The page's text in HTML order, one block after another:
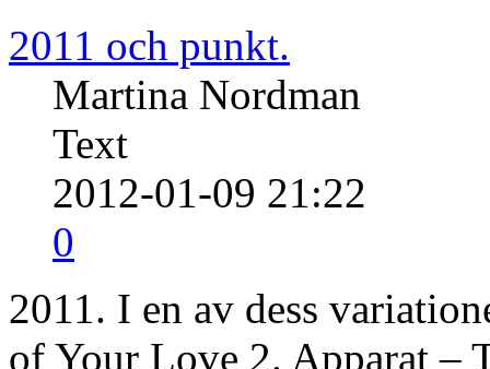
2011 och punkt.
Martina Nordman
Text
2012-01-09 21:22
0
2011. I en av dess
of Your Love 2. Apparat –